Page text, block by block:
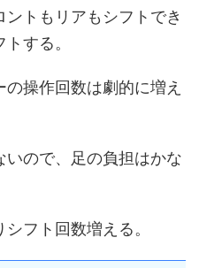
トもリアもシフトでき
する。
操作回数は劇的に増え
いので、足の負担はかな
フト回数増える。